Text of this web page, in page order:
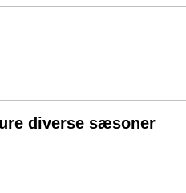
diverse sæsoner